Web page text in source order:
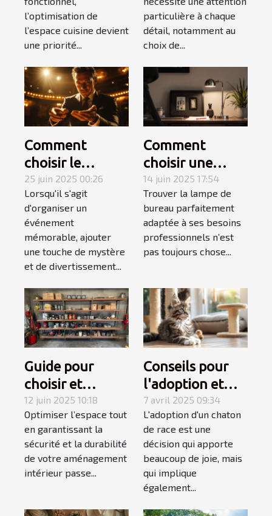
l’optimisation de
l’espace cuisine devient
une priorité...
événement ?
particulière à chaque
détail, notamment au
choix de...
Comment
choisir le
meilleur
magicien
mentaliste pour
votre
événement
25 juin 2025 00:26
Lorsqu'il s'agit
d'organiser un
événement
mémorable, ajouter
une touche de mystère
et de divertissement...
Comment
choisir une
lampe de
bureau adaptée
à votre style de
travail
14 juin 2025 17:54
Trouver la lampe de
bureau parfaitement
adaptée à ses besoins
professionnels n’est
pas toujours chose...
Guide pour
choisir et
installer des
étagères
murales
robustes
12 juin 2025 10:18
Optimiser l’espace tout
en garantissant la
sécurité et la durabilité
de votre aménagement
intérieur passe...
Conseils pour
l'adoption et
l'accueil d'un
chaton de race
7 avril 2025 09:34
L'adoption d'un chaton
de race est une
décision qui apporte
beaucoup de joie, mais
qui implique
également...